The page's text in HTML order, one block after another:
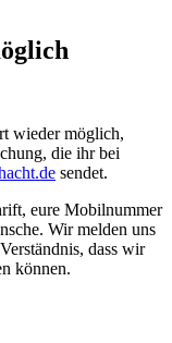
wieder möglich,
die ihr bei
sendet.
eure Mobilnummer
Wir melden uns
dass wir
können.